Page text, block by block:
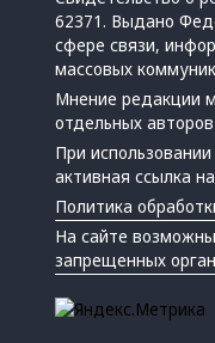
62371. Выдано
сфере связи,
массовых
Мнение редакции
отдельных
При
активная ссылка
Политика
На сайте
запрещенных